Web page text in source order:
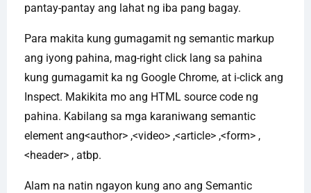
pantay-pantay ang lahat ng iba pang bagay.
Para makita kung gumagamit ng semantic markup
ang iyong pahina, mag-right click lang sa pahina
kung gumagamit ka ng Google Chrome, at i-click ang
Inspect. Makikita mo ang HTML source code ng
pahina. Kabilang sa mga karaniwang semantic
element ang<author> ,<video> ,<article> ,<form> ,
<header> , atbp.
Alam na natin ngayon kung ano ang Semantic